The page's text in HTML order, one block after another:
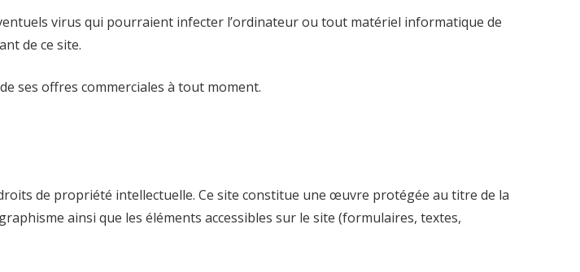
virus qui pourraient infecter l’ordinateur ou tout matériel informatique de
de ce site.
ses offres commerciales à tout moment.
de propriété intellectuelle. Ce site constitue une œuvre protégée au titre de la
ainsi que les éléments accessibles sur le site (formulaires, textes,